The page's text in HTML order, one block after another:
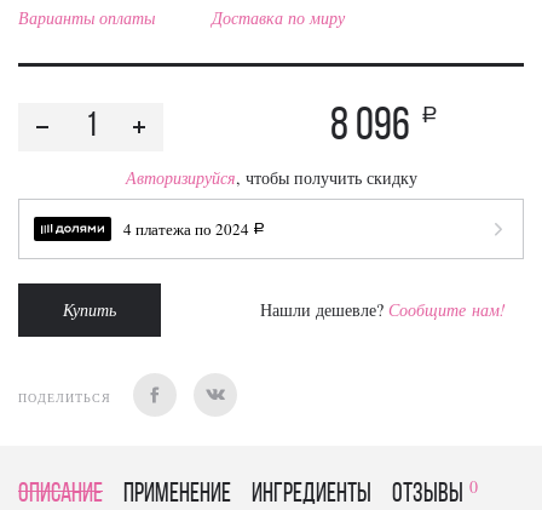
Варианты оплаты Доставка по миру
8 096 a
Авторизируйся, чтобы получить скидку
4 платежа по 2024 a
Купить Нашли дешевле? Сообщите нам!
ПОДЕЛИТЬСЯ
Описание Применение Ингредиенты отзывы 0